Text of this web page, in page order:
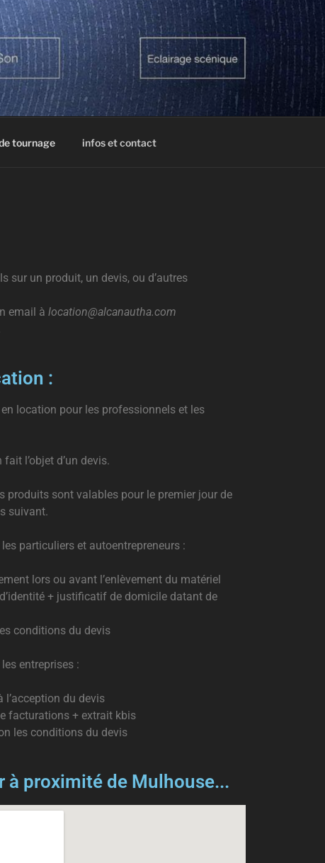
tournage infos et contact
sur un produit, un devis, ou d’autres
email à location@alcanautha.com
:
location pour les professionnels et les
l’objet d’un devis.
produits sont valables pour le premier jour de
suivant.
particuliers et autoentrepreneurs :
lors ou avant l’enlèvement du matériel
+ justificatif de domicile datant de
conditions du devis
entreprises :
du devis
facturations + extrait kbis
les conditions du devis
à proximité de Mulhouse...